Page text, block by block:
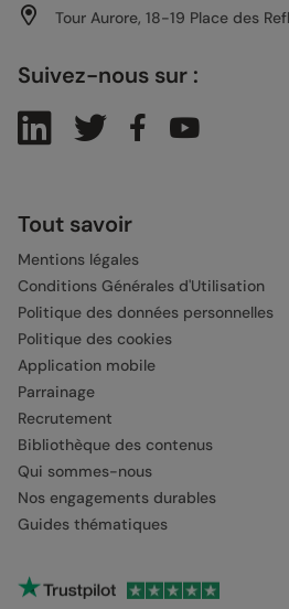
Tour Aurore, 18-19 Place des
Suivez-nous sur :
Tout savoir
Mentions légales
Conditions Générales d'Utilisation
Politique des données personnelles
Politique des cookies
Application mobile
Parrainage
Recrutement
Bibliothèque des contenus
Qui sommes-nous
Nos engagements durables
Guides thématiques